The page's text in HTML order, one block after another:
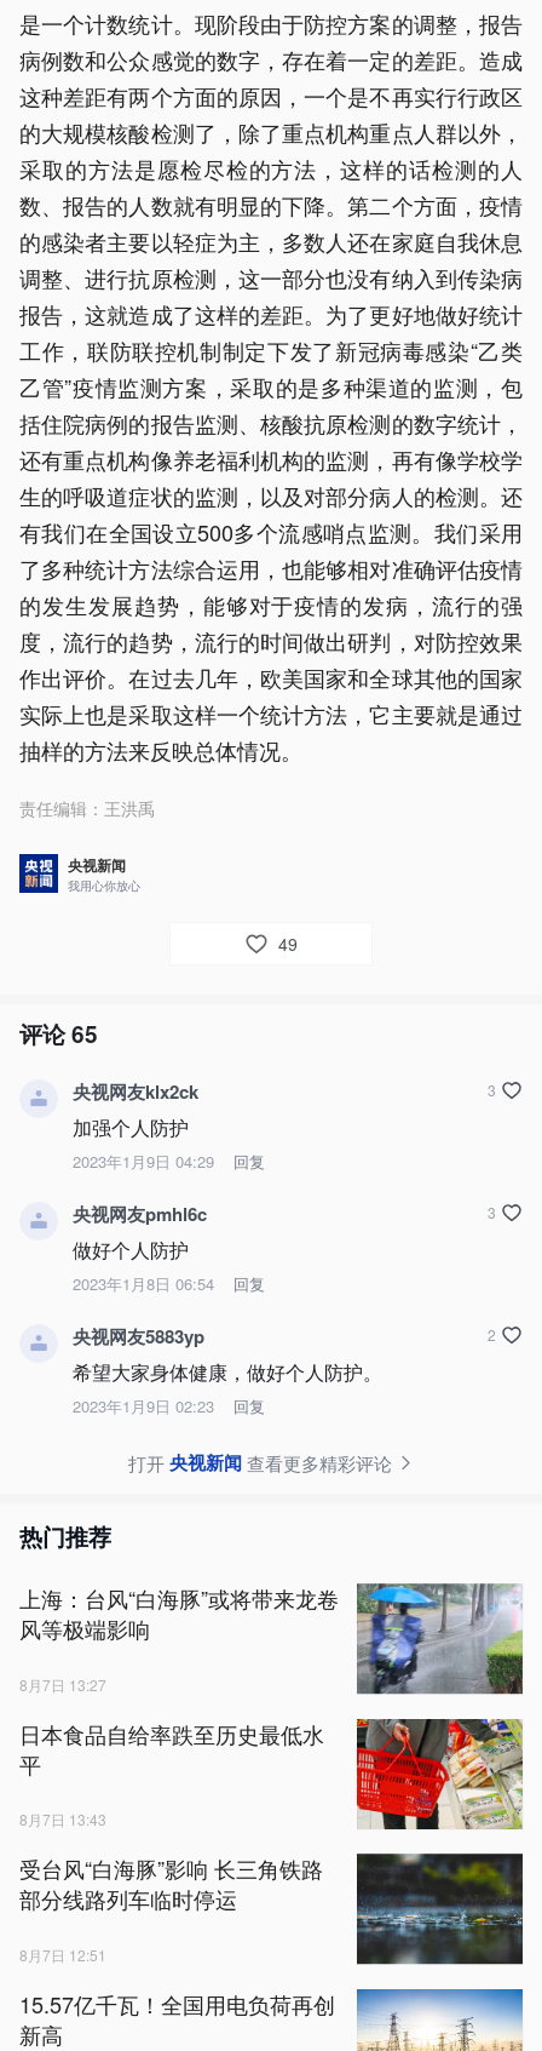
是一个计数统计。现阶段由于防控方案的调整，报告
病例数和公众感觉的数字，存在着一定的差距。造成
这种差距有两个方面的原因，一个是不再实行行政区
的大规模核酸检测了，除了重点机构重点人群以外，
采取的方法是愿检尽检的方法，这样的话检测的人
数、报告的人数就有明显的下降。第二个方面，疫情
的感染者主要以轻症为主，多数人还在家庭自我休息
调整、进行抗原检测，这一部分也没有纳入到传染病
报告，这就造成了这样的差距。为了更好地做好统计
工作，联防联控机制制定下发了新冠病毒感染“乙类
乙管”疫情监测方案，采取的是多种渠道的监测，包
括住院病例的报告监测、核酸抗原检测的数字统计，
还有重点机构像养老福利机构的监测，再有像学校学
生的呼吸道症状的监测，以及对部分病人的检测。还
有我们在全国设立500多个流感哨点监测。我们采用
了多种统计方法综合运用，也能够相对准确评估疫情
的发生发展趋势，能够对于疫情的发病，流行的强
度，流行的趋势，流行的时间做出研判，对防控效果
作出评价。在过去几年，欧美国家和全球其他的国家
实际上也是采取这样一个统计方法，它主要就是通过
抽样的方法来反映总体情况。
责任编辑： 王洪禹
央视新闻
我用心你放心
49
评论65
央视网友klx2ck
加强个人防护
2023年1月9日 04:29 回复
3
央视网友pmhl6c
做好个人防护
2023年1月8日 06:54 回复
3
央视网友5883yp
希望大家身体健康，做好个人防护。
2023年1月9日 02:23 回复
2
打开央视新闻查看更多精彩评论
热门推荐
上海：台风“白海豚”或将带来龙卷
风等极端影响
8月7日 13:27
日本食品自给率跌至历史最低水
平
8月7日 13:43
受台风“白海豚”影响 长三角铁路
部分线路列车临时停运
8月7日 12:51
15.57亿千瓦！全国用电负荷再创
新高